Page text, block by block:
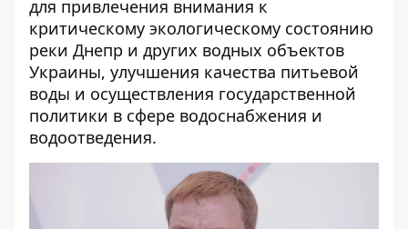
для привлечения внимания к
критическому экологическому состоянию
реки Днепр и других водных объектов
Украины, улучшения качества питьевой
воды и осуществления государственной
политики в сфере водоснабжения и
водоотведения.